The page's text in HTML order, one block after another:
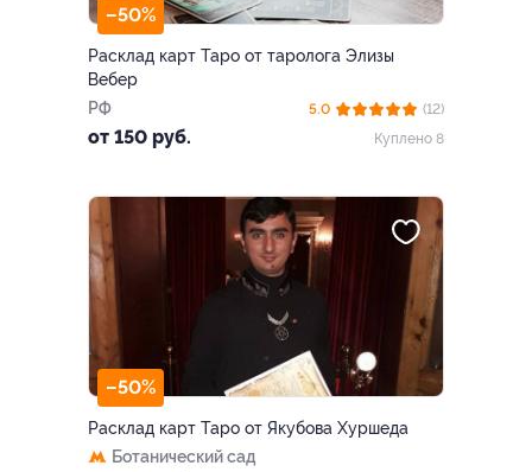
–50%
Расклад карт Таро от таролога Элизы
Вебер
РФ
от 150 руб.
5.0
(12)
Куплено 8
–50%
Расклад карт Таро от Якубова Хуршеда
Ботанический сад